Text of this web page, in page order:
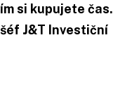
si kupujete čas.
J&T Investiční